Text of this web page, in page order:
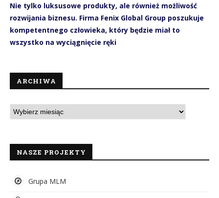
Nie tylko luksusowe produkty, ale również możliwość
rozwijania biznesu. Firma Fenix Global Group poszukuje
kompetentnego człowieka, który będzie miał to
wszystko na wyciągnięcie ręki
ARCHIWA
NASZE PROJEKTY
Grupa MLM